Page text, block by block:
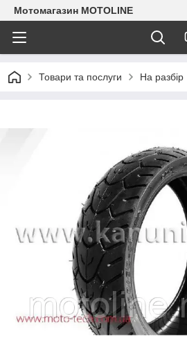
Мотомагазин MOTOLINE
Товари та послуги На разбір